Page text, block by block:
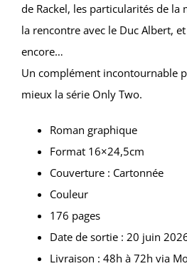
de Rackel, les particularités de
la rencontre avec le Duc Albert,
encore…
Un complément incontournable
mieux la série Only Two.
Roman graphique
Format 16×24,5cm
Couverture : Cartonnée
Couleur
176 pages
Date de sortie : 20 juin
Livraison : 48h à 72h via